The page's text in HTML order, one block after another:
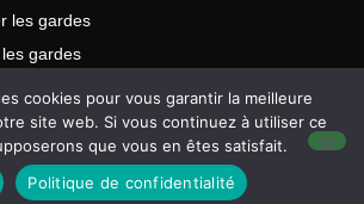
les gardes
gardes
les gardes
•Mentions légales•Politiques de
cookies pour vous garantir la meilleure
site web. Si vous continuez à utiliser ce
que vous en êtes satisfait.
Politique de confidentialité